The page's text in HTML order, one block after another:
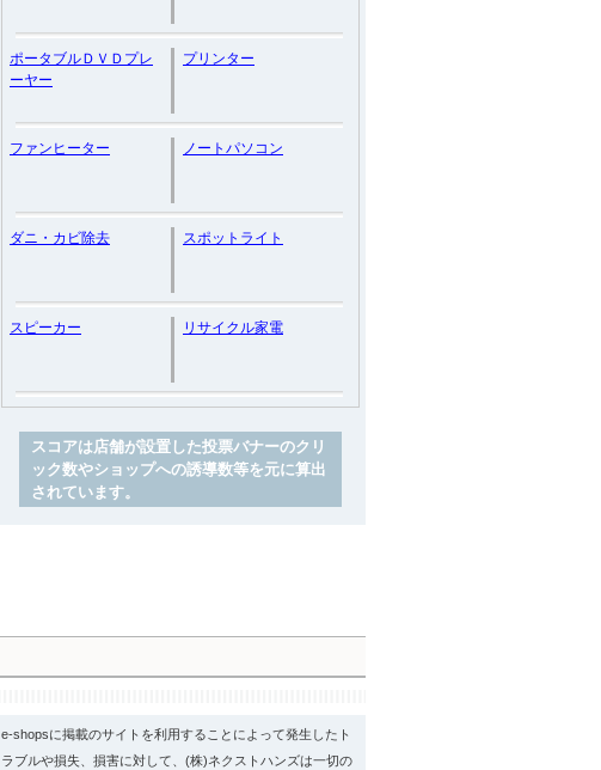
ポータブルＤＶＤプレ
ーヤー
プリンター
ファンヒーター ノートパソコン
ダニ・カビ除去 スポットライト
スピーカー リサイクル家電
スコアは店舗が設置した投票バナーのクリ
ック数やショップへの誘導数等を元に算出
されています。
e-shopsに掲載のサイトを利用することによって発生したト
ラブルや損失、損害に対して、(株)ネクストハンズは一切の